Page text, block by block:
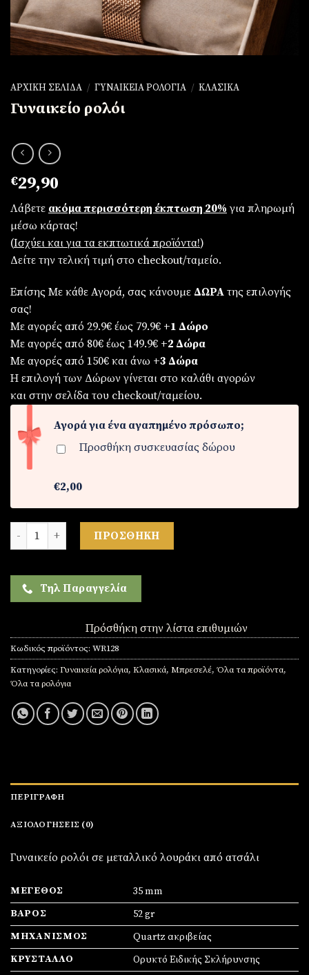
ΑΡΧΙΚΉ ΣΕΛΊΔΑ / ΓΥΝΑΙΚΕΊΑ ΡΟΛΌΓΙΑ / ΚΛΑΣΙΚΆ
Γυναικείο ρολόι
€29,90
Λάβετε ακόμα περισσότερη έκπτωση 20% για πληρωμή
μέσω κάρτας!
(Iσχύει και για τα εκπτωτικά προϊόντα!)
Δείτε την τελική τιμή στο checkout/ταμείο.
Επίσης Με κάθε Αγορά, σας κάνουμε ΔΩΡΑ της επιλογής
σας!
Με αγορές από 29.9€ έως 79.9€ +1 Δώρο
Με αγορές από 80€ έως 149.9€ +2 Δώρα
Με αγορές από 150€ και άνω +3 Δώρα
Η επιλογή των Δώρων γίνεται στο καλάθι αγορών
και στην σελίδα του checkout/ταμείου.
Αγορά για ένα αγαπημένο πρόσωπο;
Προσθήκη συσκευασίας δώρου
€2,00
Γυναικείο ρολόι ποσότητα
ΠΡΟΣΘΉΚΗ
Τηλ Παραγγελία
Πρόσθήκη στην λίστα επιθυμιών
Κωδικός προϊόντος: WR128
Κατηγορίες: Γυναικεία ρολόγια, Κλασικά, Μπρεσελέ, Όλα τα προϊόντα,
Όλα τα ρολόγια
ΠΕΡΙΓΡΑΦΉ
ΑΞΙΟΛΟΓΉΣΕΙΣ (0)
Γυναικείο ρολόι σε μεταλλικό λουράκι από ατσάλι
ΜΈΓΕΘΟΣ
35 mm
ΒΆΡΟΣ
52 gr
ΜΗΧΑΝΙΣΜΌΣ
Quartz ακριβείας
ΚΡΎΣΤΑΛΛΟ
Ορυκτό Ειδικής Σκλήρυνσης